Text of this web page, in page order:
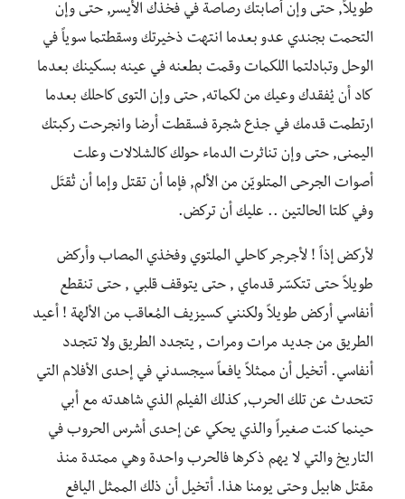
طويلاً, حتى وإن أصابتك رصاصة في فخذك الأيسر, حتى وإن
التحمت بجندي عدو بعدما انتهت ذخيرتك وسقطتما سوياً في
الوحل وتبادلتما اللكمات وقمت بطعنه في عينه بسكينك بعدما
كاد أن يُفقدك وعيك من لكماته, حتى وإن التوى كاحلك بعدما
ارتطمت قدمك في جذع شجرة فسقطت أرضا وانجرحت ركبتك
اليمنى, حتى وإن تناثرت الدماء حولك كالشلالات وعلت
أصوات الجرحى المتلويّن من الألم, فإما أن تقتل وإما أن تُقتَل
وفي كلتا الحالتين .. عليك أن تركض.
لأركض إذاً ! لأجرجر كاحلي الملتوي وفخذي المصاب وأركض
طويلاً حتى تتكسّر قدماي , حتى يتوقف قلبي , حتى تنقطع
أنفاسي أركض طويلاً ولكنني كسيزيف المُعاقب من الألهة ! أعيد
الطريق من جديد مرات ومرات , يتجدد الطريق ولا تتجدد
أنفاسي. أتخيل أن ممثلاً يافعاً سيجسدني في إحدى الأفلام التي
تتحدث عن تلك الحرب, كذلك الفيلم الذي شاهدته مع أبي
حينما كنت صغيراً والذي يحكي عن إحدى أشرس الحروب في
التاريخ والتي لا يهم ذكرها فالحرب واحدة وهي ممتدة منذ
مقتل هابيل وحتى يومنا هذا. أتخيل أن ذلك الممثل اليافع